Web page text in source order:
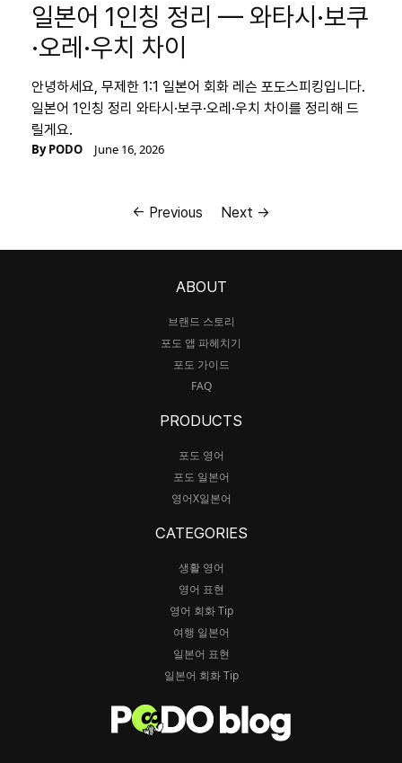
일본어 1인칭 정리 — 와타시·보쿠
·오레·우치 차이
안녕하세요, 무제한 1:1 일본어 회화 레슨 포도스피킹입니다.
일본어 1인칭 정리 와타시·보쿠·오레·우치 차이를 정리해 드
릴게요.
ByPODO June 16, 2026
← Previous Next →
ABOUT
브랜드 스토리
포도 앱 파헤치기
포도 가이드
FAQ
PRODUCTS
포도 영어
포도 일본어
영어X일본어
CATEGORIES
생활 영어
영어 표현
영어 회화 Tip
여행 일본어
일본어 표현
일본어 회화 Tip